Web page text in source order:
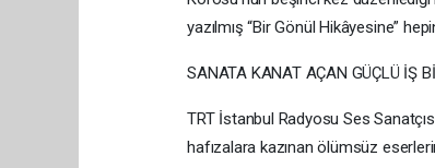
yazılmış “Bir Gönül Hikâyesine”
SANATA KANAT AÇAN GÜÇLÜ İŞ
TRT İstanbul Radyosu Ses
hafızalara kazınan ölümsüz